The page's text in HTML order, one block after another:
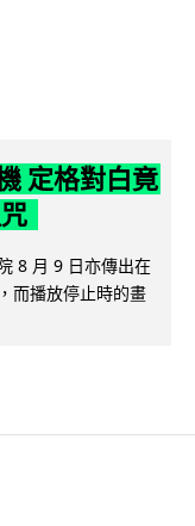
定格對白竟
8 月 9 日亦傳出在
而播放停止時的畫